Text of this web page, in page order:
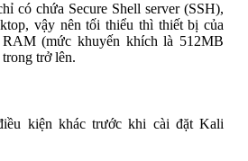
có chứa Secure Shell server (SSH),
vậy nên tối thiểu thì thiết bị của
(mức khuyến khích là 512MB
trở lên.
kiện khác trước khi cài đặt Kali